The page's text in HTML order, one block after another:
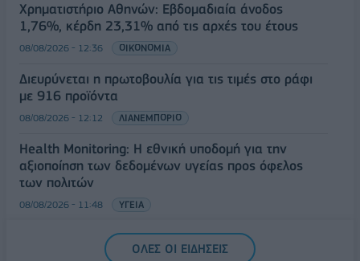
Χρηματιστήριο Αθηνών: Εβδομαδιαία άνοδος
1,76%, κέρδη 23,31% από τις αρχές του έτους
08/08/2026 - 12:36 ΟΙΚΟΝΟΜΙΑ
Διευρύνεται η πρωτοβουλία για τις τιμές στο ράφι
με 916 προϊόντα
08/08/2026 - 12:12 ΛΙΑΝΕΜΠΟΡΙΟ
Health Monitoring: Η εθνική υποδομή για την
αξιοποίηση των δεδομένων υγείας προς όφελος
των πολιτών
08/08/2026 - 11:48 ΥΓΕΙΑ
Ελληνική Αναπτυξιακή Τράπεζα: Με «προίκα» 2 δισ.
ευρώ ανοίγει δρόμο για δάνεια έως 5 δισ. σε
ΟΛΕΣ ΟΙ ΕΙΔΗΣΕΙΣ